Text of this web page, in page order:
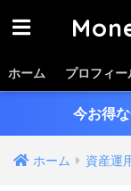
ホーム プロフィー
今お得
ホーム 資産運